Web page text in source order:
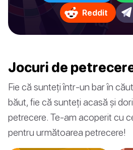
Reddit
Jocuri de
Fie că sunteți într-un bar în
băut, fie că sunteți acasă și
petrecere. Te-am acoperit cu
pentru următoarea petrecere!